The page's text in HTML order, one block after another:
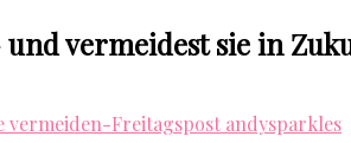
und vermeidest sie in